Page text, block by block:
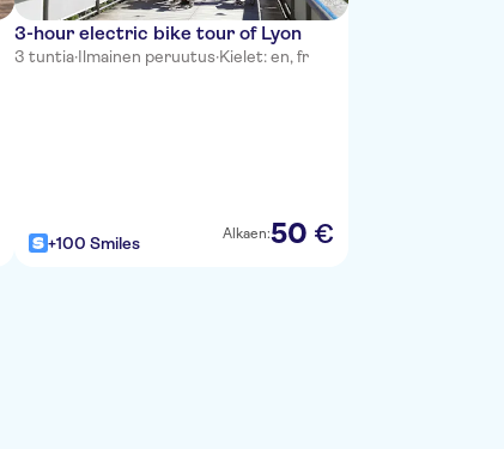
3-hour electric bike tour of Lyon
3 tuntia·Ilmainen peruutus·Kielet: en, fr
+100 Smiles Alkaen:50 €